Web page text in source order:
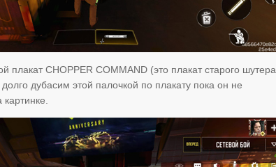
плакат CHOPPER COMMAND (это плакат старого шутера
дубасим этой палочкой по плакату пока он не